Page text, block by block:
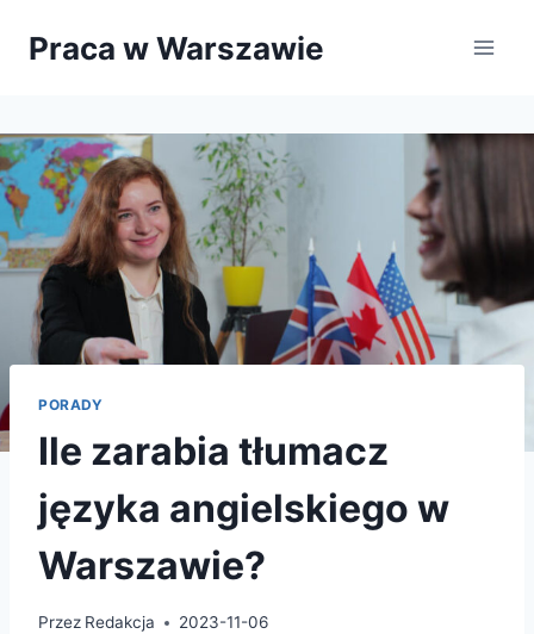
Praca w Warszawie
PORADY
Ile zarabia tłumacz
języka angielskiego w
Warszawie?
Przez Redakcja 2023-11-06